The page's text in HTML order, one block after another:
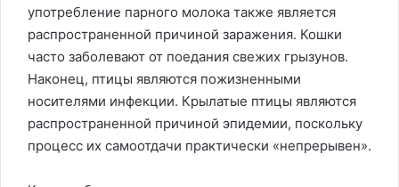
употребление парного молока также является
распространенной причиной заражения. Кошки
часто заболевают от поедания свежих грызунов.
Наконец, птицы являются пожизненными
носителями инфекции. Крылатые птицы являются
распространенной причиной эпидемии, поскольку
процесс их самоотдачи практически «непрерывен».